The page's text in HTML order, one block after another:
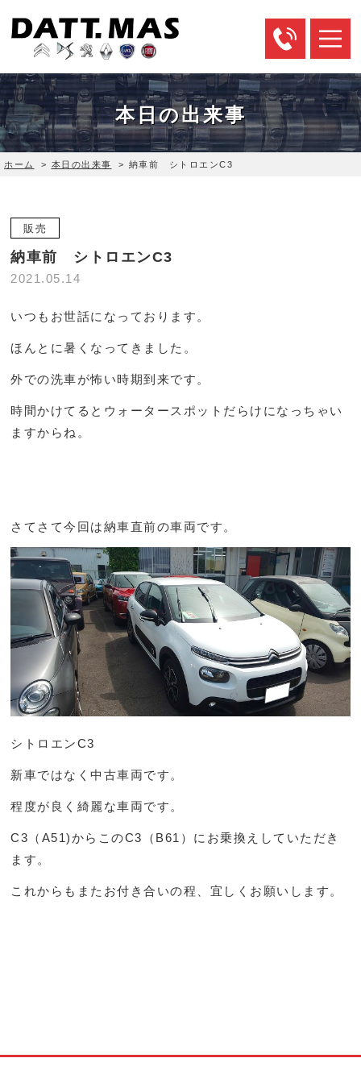
本日の出来事
ホーム > 本日の出来事 > 納車前 シトロエンC3
販売
納車前 シトロエンC3
2021.05.14
いつもお世話になっております。
ほんとに暑くなってきました。
外での洗車が怖い時期到来です。
時間かけてるとウォータースポットだらけになっちゃい
ますからね。
さてさて今回は納車直前の車両です。
シトロエンC3
新車ではなく中古車両です。
程度が良く綺麗な車両です。
C3（A51)からこのC3（B61）にお乗換えしていただき
ます。
これからもまたお付き合いの程、宜しくお願いします。